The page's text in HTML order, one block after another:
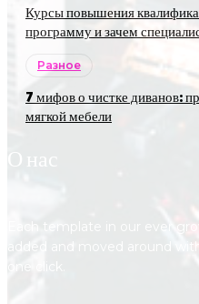
Курсы повышения
программу и зачем
Разное
7 мифов о чистке диванов:
мягкой мебели
О нас
Each template in our ever
added and moved around